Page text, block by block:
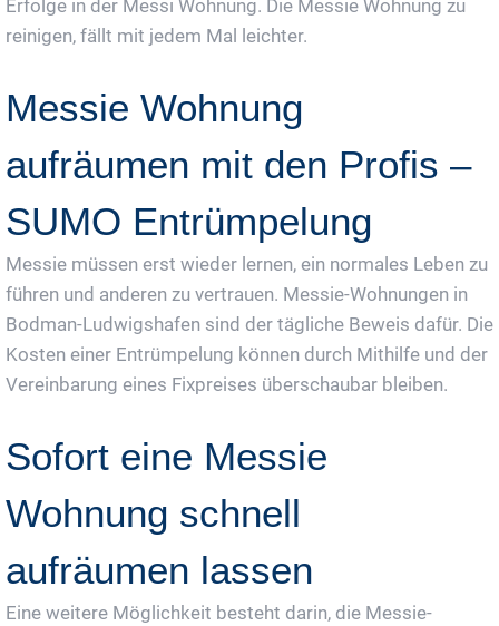
Erfolge in der Messi Wohnung. Die Messie Wohnung zu
reinigen, fällt mit jedem Mal leichter.
Messie Wohnung
aufräumen mit den Profis –
SUMO Entrümpelung
Messie müssen erst wieder lernen, ein normales Leben zu
führen und anderen zu vertrauen. Messie-Wohnungen in
Bodman-Ludwigshafen sind der tägliche Beweis dafür. Die
Kosten einer Entrümpelung können durch Mithilfe und der
Vereinbarung eines Fixpreises überschaubar bleiben.
Sofort eine Messie
Wohnung schnell
aufräumen lassen
Eine weitere Möglichkeit besteht darin, die Messie-